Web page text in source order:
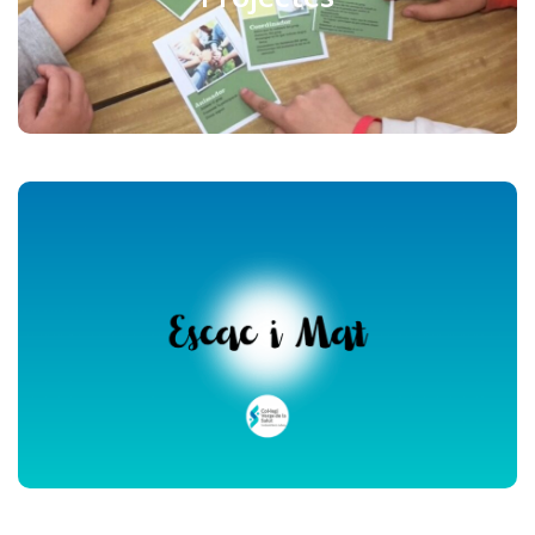
Veure vídeo (Youtube)
Escac i mat
Veure vídeo (Youtube)